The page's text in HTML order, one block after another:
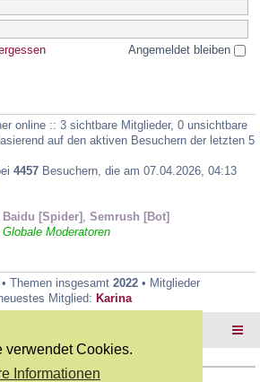
verwendet Cookies.
Informationen
Angemeldet bleiben
online :: 3 sichtbare Mitglieder, 0 unsichtbare
auf den aktiven Besuchern der letzten 5
4457 Besuchern, die am 07.04.2026, 04:13
Baidu [Spider] , Semrush [Bot]
Globale Moderatoren
• Themen insgesamt 2022 • Mitglieder
Mitglied: Karina